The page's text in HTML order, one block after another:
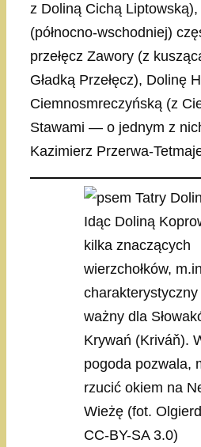
z Doliną Cichą
(północno-wschodniej)
przełęcz Zawory (z
Gładką Przełęcz), Dolinę
Ciemnosmreczyńską (z
Stawami — o jednym z
Kazimierz Przerwa-
Idąc Doliną
kilka znaczących
wierzchołków,
ważny dla
Krywań (Kriváň).
pogoda pozwala,
rzucić okiem na
Wieżę (fot.
CC-BY-SA 3.0)